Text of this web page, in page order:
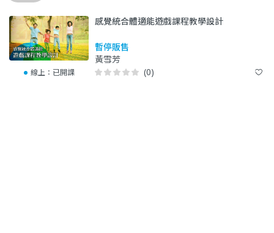
線上： 已開課
感覺統合體適能遊戲課程教學設計
暫停販售
黃雪芳
(0)